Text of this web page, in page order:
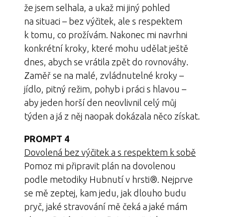
že jsem selhala, a ukaž mi jiný pohled
na situaci – bez výčitek, ale s respektem
k tomu, co prožívám. Nakonec mi navrhni
konkrétní kroky, které mohu udělat ještě
dnes, abych se vrátila zpět do rovnováhy.
Zaměř se na malé, zvládnutelné kroky –
jídlo, pitný režim, pohyb i práci s hlavou –
aby jeden horší den neovlivnil celý můj
týden a já z něj naopak dokázala něco získat.
PROMPT 4
Dovolená bez výčitek a s respektem k sobě
Pomoz mi připravit plán na dovolenou
podle metodiky Hubnutí v hrsti®. Nejprve
se mě zeptej, kam jedu, jak dlouho budu
pryč, jaké stravování mě čeká a jaké mám